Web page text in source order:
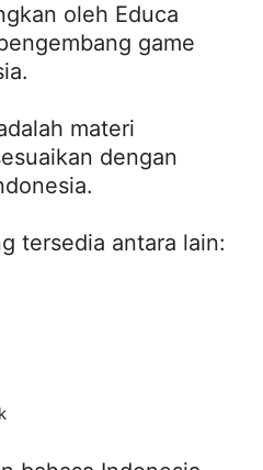
oleh Educa
game
materi
dengan
tersedia antara lain: